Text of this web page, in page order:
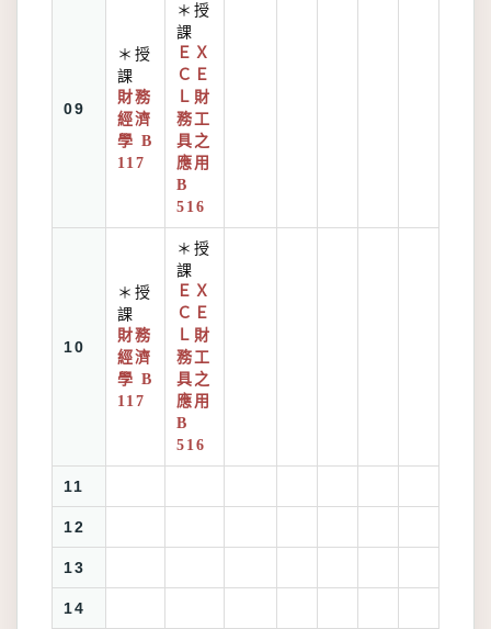
09
＊授
課
財務
經濟
學 B
117
＊授
課
ＥＸ
ＣＥ
Ｌ財
務工
具之
應用
B
516
10
＊授
課
財務
經濟
學 B
117
＊授
課
ＥＸ
ＣＥ
Ｌ財
務工
具之
應用
B
516
11
12
13
14